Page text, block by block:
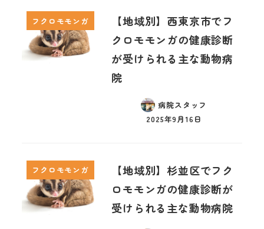
フクロモモンガ
【地域別】西東京市でフ
クロモモンガの健康診断
が受けられる主な動物病
院
病院スタッフ
2025年9月16日
フクロモモンガ
【地域別】杉並区でフク
ロモモンガの健康診断が
受けられる主な動物病院